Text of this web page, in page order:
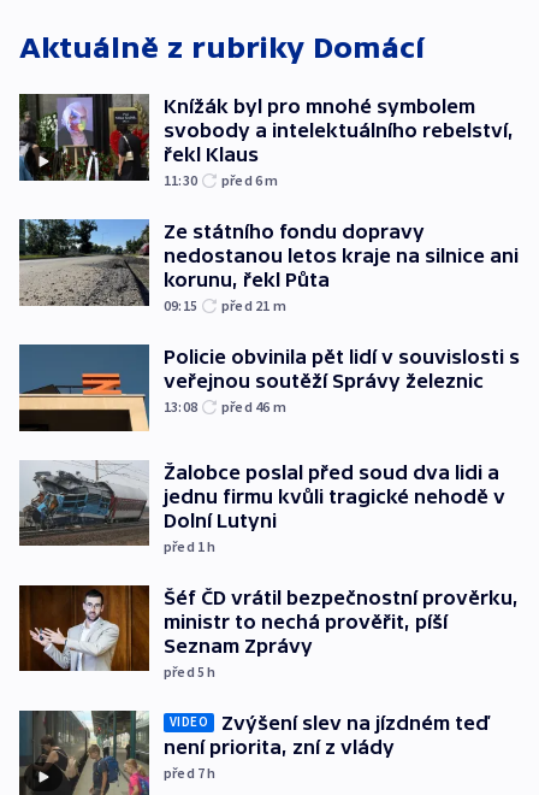
Aktuálně z rubriky Domácí
Knížák byl pro mnohé symbolem
svobody a intelektuálního rebelství,
řekl Klaus
11:30 před 6m
Ze státního fondu dopravy
nedostanou letos kraje na silnice ani
korunu, řekl Půta
09:15 před 21 m
Policie obvinila pět lidí v souvislosti s
veřejnou soutěží Správy železnic
13:08 před 46 m
Žalobce poslal před soud dva lidi a
jednu firmu kvůli tragické nehodě v
Dolní Lutyni
před 1h
Šéf ČD vrátil bezpečnostní prověrku,
ministr to nechá prověřit, píší
Seznam Zprávy
před 5h
VIDEO
Zvýšení slev na jízdném teď
není priorita, zní z vlády
před 7h